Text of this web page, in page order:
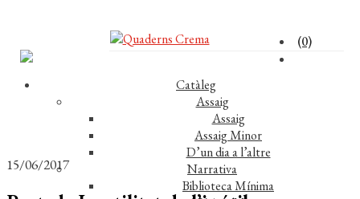
(0)
Catàleg
Assaig
Assaig
Assaig Minor
D’un dia a l’altre
Narrativa
Biblioteca Mínima
15/06/2017